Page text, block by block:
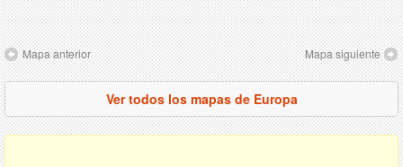
Mapa anterior Mapa siguiente
Ver todos los mapas de Europa